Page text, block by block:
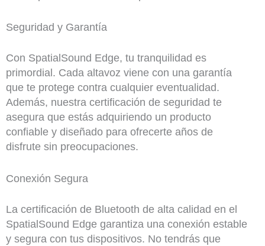
Seguridad y Garantía
Con SpatialSound Edge, tu tranquilidad es
primordial. Cada altavoz viene con una garantía
que te protege contra cualquier eventualidad.
Además, nuestra certificación de seguridad te
asegura que estás adquiriendo un producto
confiable y diseñado para ofrecerte años de
disfrute sin preocupaciones.
Conexión Segura
La certificación de Bluetooth de alta calidad en el
SpatialSound Edge garantiza una conexión estable
y segura con tus dispositivos. No tendrás que